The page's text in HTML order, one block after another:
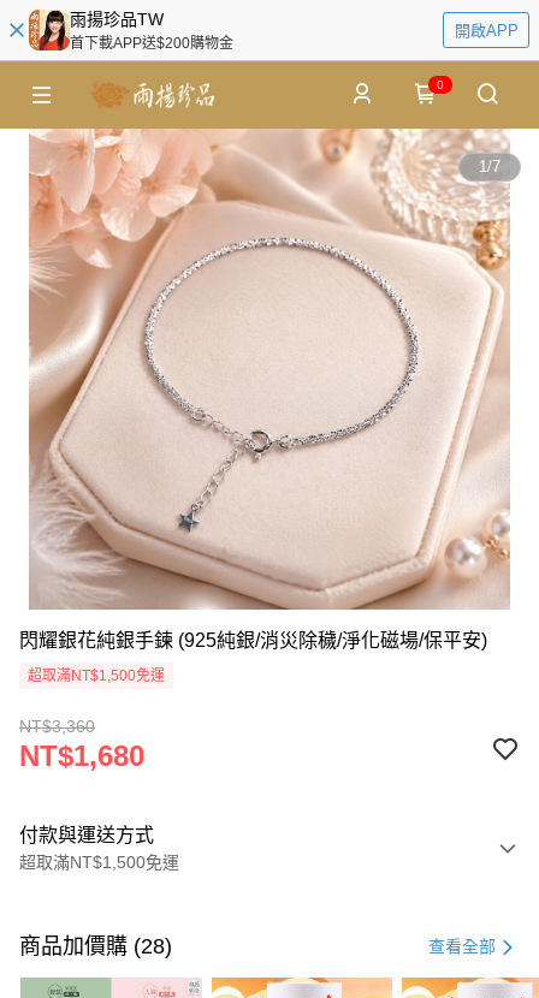
雨揚珍品TW
首下載APP送$200購物金
開啟APP
0
1/7
閃耀銀花純銀手鍊 (925純銀/消災除穢/淨化磁場/保平安)
超取滿NT$1,500免運
NT$3,360
NT$1,680
付款與運送方式
超取滿NT$1,500免運
信用卡一次付款
LINE Pay
商品加價購 (28) 查看全部